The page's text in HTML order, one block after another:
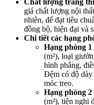
giá chất lượng nội
nhiên, để đạt tiêu
đồng bộ, hiện đại và
Chi tiết các hạng
Hạng phòng
(m²), loại
hình phẳng,
Đệm có độ dày
móc treo.
Hạng phòng
(m²), tiện nghi